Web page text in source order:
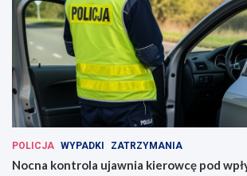
POLICJA WYPADKI ZATRZYMANIA
Nocna kontrola ujawnia kierowcę pod